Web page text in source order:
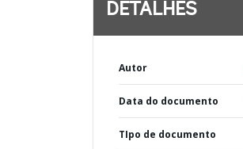
DETALHES
Autor
Data do documento
TIpo de documento